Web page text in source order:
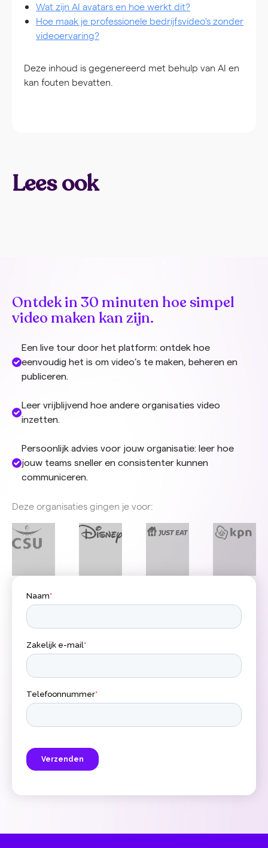
Wat zijn AI avatars en hoe werkt dit?
Hoe maak je professionele bedrijfsvideo's zonder
videoervaring?
Deze inhoud is gegenereerd met behulp van AI en
kan fouten bevatten.
Lees ook
Ontdek in 30 minuten hoe simpel
video maken kan zijn.
Een live tour door het platform: ontdek hoe
eenvoudig het is om video’s te maken, beheren en
publiceren.
Leer vrijblijvend hoe andere organisaties video
inzetten.
Persoonlijk advies voor jouw organisatie: leer hoe
jouw teams sneller en consistenter kunnen
communiceren.
Deze organisaties gingen je voor: